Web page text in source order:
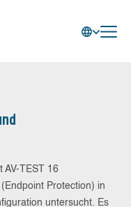
AV-TEST 16
Protection) in
untersucht. Es